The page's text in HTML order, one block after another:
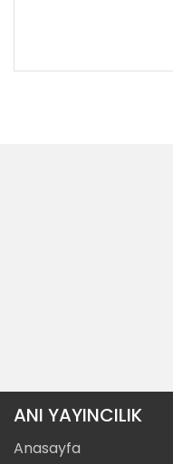
ANI YAYINCILIK
Anasayfa